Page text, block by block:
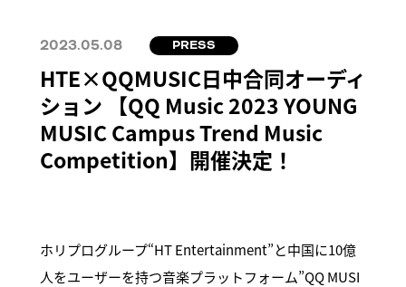
2023.05.08 PRESS
HTE×QQMUSIC日中合同オーディ
ション 【QQ Music 2023 YOUNG
MUSIC Campus Trend Music
Competition】開催決定！
ホリプログループ“HT Entertainment”と中国に10億
人をユーザーを持つ音楽プラットフォーム”QQ MUSI